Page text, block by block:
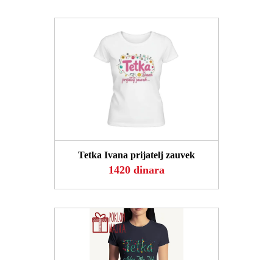
POGLEDAJ
Tetka Ivana prijatelj zauvek
1420 dinara